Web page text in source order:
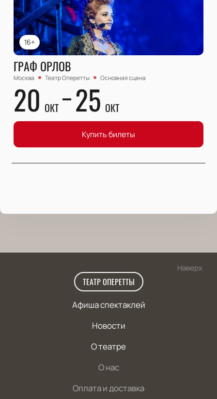
16+
ГРАФ ОРЛОВ
Москва Театр Оперетты Основная сцена
20 ОКТ 25 ОКТ
Купить билеты
Наверх
ТЕАТР ОПЕРЕТТЫ
Афиша спектаклей
Новости
О театре
О нас
Оплата и доставка